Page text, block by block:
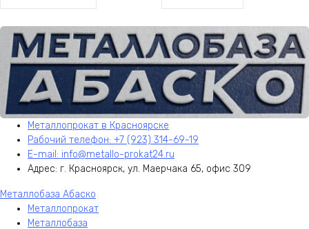
Металлопрокат в Красноярске
Рабочий телефон: +7 (923) 314-69-19
E-mail: info@metallo-prokat24.ru
Адрес: г. Красноярск, ул. Маерчака 65, офис 309
Металлобаза Абаско
Металлопрокат
Металлобаза